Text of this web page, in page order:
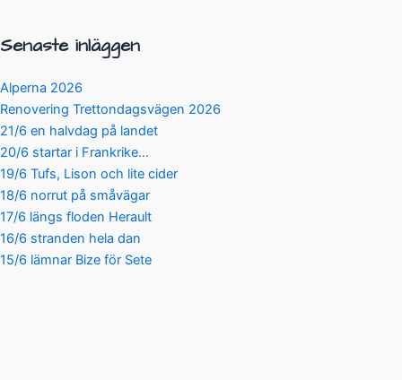
Senaste inläggen
Alperna 2026
Renovering Trettondagsvägen 2026
21/6 en halvdag på landet
20/6 startar i Frankrike…
19/6 Tufs, Lison och lite cider
18/6 norrut på småvägar
17/6 längs floden Herault
16/6 stranden hela dan
15/6 lämnar Bize för Sete